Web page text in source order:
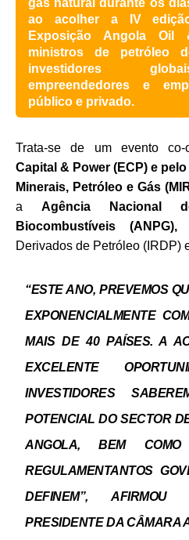
gás natural durante os
ao acolher a IV
Exposição Angola
ministros de petróleo
investidores
empreendedores e
público e privado.
Trata-se de um evento co-
Capital & Power (ECP) e
Minerais, Petróleo e Gás
a Agência Nacional
Biocombustíveis (ANPG),
Derivados de Petróleo (IRDP)
“ESTE ANO, PREVEMOS
EXPONENCIALMENTE
MAIS DE 40 PAÍSES. A
EXCELENTE
INVESTIDORES
POTENCIAL DO SECTOR
ANGOLA, BEM
REGULAMENTANTOS
DEFINEM”, AFIRMOU
PRESIDENTE DA CÂMARA